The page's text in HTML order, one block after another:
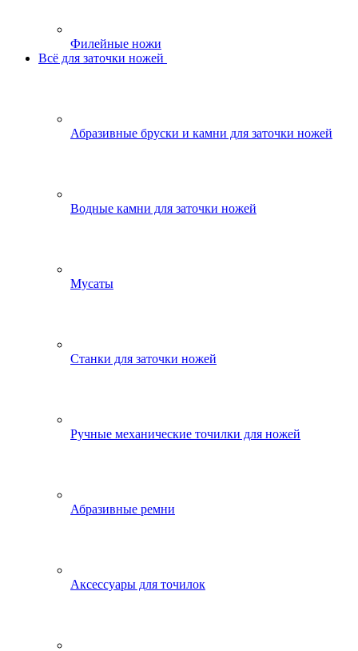
Филейные ножи
Всё для заточки ножей
Абразивные бруски и камни для заточки ножей
Водные камни для заточки ножей
Мусаты
Станки для заточки ножей
Ручные механические точилки для ножей
Абразивные ремни
Аксессуары для точилок